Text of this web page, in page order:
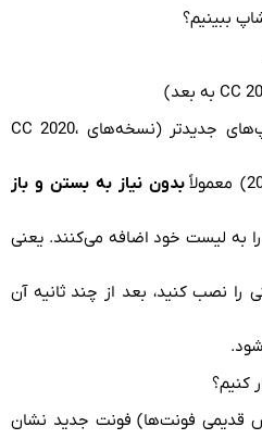
ببینیم؟
خبر خوب این است که فتوشاپ‌های جدیدتر (نسخه‌های CC 2020،
بدون نیاز به بستن و باز
به لیست خود اضافه می‌کنند. یعنی
را نصب کنید، بعد از چند ثانیه آن
کنیم؟
قدیمی فونت‌ها) فونت جدید نشان